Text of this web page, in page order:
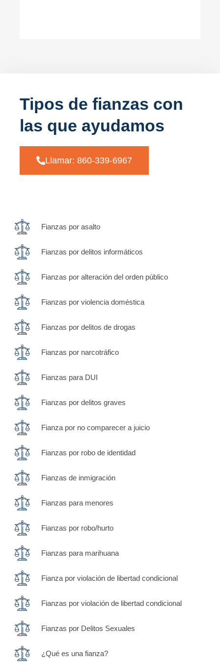
Tipos de fianzas con
las que ayudamos
Llamar: 860-339-6967
Fianzas por asalto
Fianzas por delitos informáticos
Fianzas por alteración del orden público
Fianzas por violencia doméstica
Fianzas por delitos de drogas
Fianzas por narcotráfico
Fianzas para DUI
Fianzas por delitos graves
Fianza por no comparecer a juicio
Fianzas por robo de identidad
Fianzas de inmigración
Fianzas para menores
Fianzas por robo/hurto
Fianzas para marihuana
Fianza por violación de libertad condicional
Fianzas por violación de libertad condicional
Fianzas por Delitos Sexuales
¿Qué es una fianza?